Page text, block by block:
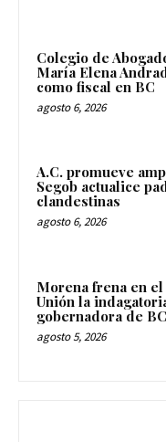
Colegio de
María Elena
como fiscal en BC
agosto 6, 2026
A.C. promueve
Segob actualice
clandestinas
agosto 6, 2026
Morena frena en
Unión la
gobernadora de BC
agosto 5, 2026